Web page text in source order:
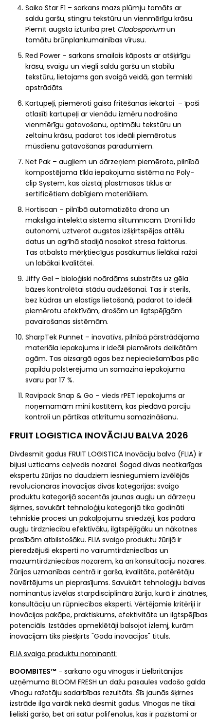
Saiko Star F1 – sarkans mazs plūmju tomāts ar
saldu garšu, stingru tekstūru un vienmērīgu krāsu.
Piemīt augsta izturība pret Cladosporiumun
tomātu brūnplankumainības vīrusu.
Red Power – sarkans smailais kāposts ar atšķirīgu
krāsu, svaigu un viegli saldu garšu un stabilu
tekstūru, lietojams gan svaigā veidā, gan termiski
apstrādāts.
Kartupeļi, piemēroti gaisa fritēšanas iekārtai – īpaši
atlasīti kartupeļi ar vienādu izmēru nodrošina
vienmērīgu gatavošanu, optimālu tekstūru un
zeltainu krāsu, padarot tos ideāli piemērotus
mūsdienu gatavošanas paradumiem.
Net Pak – augļiem un dārzeņiem piemērota, pilnībā
kompostējama tīkla iepakojuma sistēma no Poly-
clip System, kas aizstāj plastmasas tīklus ar
sertificētiem dabīgiem materiāliem.
Hortiscan – pilnībā automatizēta drona un
mākslīgā intelekta sistēma siltumnīcām. Droni lido
autonomi, uztverot augstas izšķirtspējas attēlu
datus un agrīnā stadijā nosakot stresa faktorus.
Tas atbalsta mērķtiecīgus pasākumus lielākai ražai
un labākai kvalitātei.
Jiffy Gel – bioloģiski noārdāms substrāts uz gēla
bāzes kontrolētai stādu audzēšanai. Tas ir sterils,
bez kūdras un elastīgs lietošanā, padarot to ideāli
piemērotu efektīvām, drošām un ilgtspējīgām
pavairošanas sistēmām.
SharpTek Punnet – inovatīvs, pilnībā pārstrādājama
materiāla iepakojums ir ideāli piemērots delikātām
ogām. Tas aizsargā ogas bez nepieciešamības pēc
papildu polsterējuma un samazina iepakojuma
svaru par 17 %.
Ravipack Snap & Go – vieds rPET iepakojums ar
noņemamām mini kastītēm, kas piedāvā porciju
kontroli un pārtikas atkritumu samazināšanu.
FRUIT LOGISTICA INOVĀCIJU BALVA 2026
Divdesmit gadus FRUIT LOGISTICA Inovāciju balva (FLIA) ir
bijusi uzticams ceļvedis nozarei. Šogad divas neatkarīgas
ekspertu žūrijas no daudziem iesniegumiem izvēlējās
revolucionāras inovācijas divās kategorijās: svaigo
produktu kategorijā sacentās jaunas augļu un dārzeņu
šķirnes, savukārt tehnoloģiju kategorijā tika godināti
tehniskie procesi un pakalpojumu sniedzēji, kas padara
augļu tirdzniecību efektīvāku, ilgtspējīgāku un nākotnes
prasībām atbilstošāku. FLIA svaigo produktu žūrijā ir
pieredzējuši eksperti no vairumtirdzniecības un
mazumtirdzniecības nozarēm, kā arī konsultāciju nozares.
Žūrijas uzmanības centrā ir garša, kvalitāte, patērētāju
novērtējums un pieprasījums. Savukārt tehnoloģiju balvas
nominantus izvēlas starpdisciplināra žūrija, kurā ir zinātnes,
konsultāciju un rūpniecības eksperti. Vērtējamie kritēriji ir
inovācijas pakāpe, praktiskums, efektivitāte un ilgtspējības
potenciāls. Izstādes apmeklētāji balsojot izlemj, kurām
inovācijām tiks piešķirts "Gada inovācijas" tituls.
FLIA svaigo produktu nominanti:
BOOMBITES™ - sarkano ogu vīnogas ir Lielbritānijas
uzņēmuma BLOOM FRESH un dažu pasaules vadošo galda
vīnogu ražotāju sadarbības rezultāts. Šīs jaunās šķirnes
izstrāde ilga vairāk nekā desmit gadus. Vīnogas ne tikai
lieliski garšo, bet arī satur polifenolus, kas ir pazīstami ar